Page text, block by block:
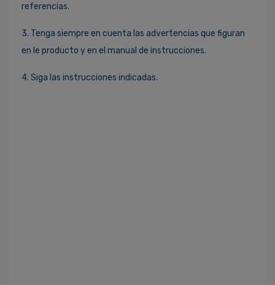
referencias.
3. Tenga siempre en cuenta las advertencias que figuran
en le producto y en el manual de instrucciones.
4. Siga las instrucciones indicadas.